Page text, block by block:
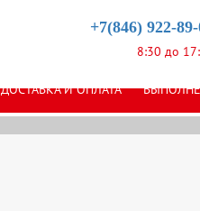
+7(846) 922-
8:30 до
ДОСТАВКА И ОПЛАТА
Распродажа
В наличии в России на складе,